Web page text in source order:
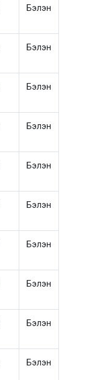
Бэлэн
Бэлэн
Бэлэн
Бэлэн
Бэлэн
Бэлэн
Бэлэн
Бэлэн
Бэлэн
Бэлэн